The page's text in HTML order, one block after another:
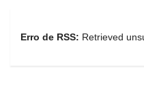
Erro de RSS: Retrieved